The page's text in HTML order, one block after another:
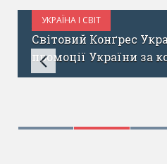
УКРАЇНА І СВІТ
ЖОВТЕНЬ 6, 2017
Світовий Конґрес
промоції України за